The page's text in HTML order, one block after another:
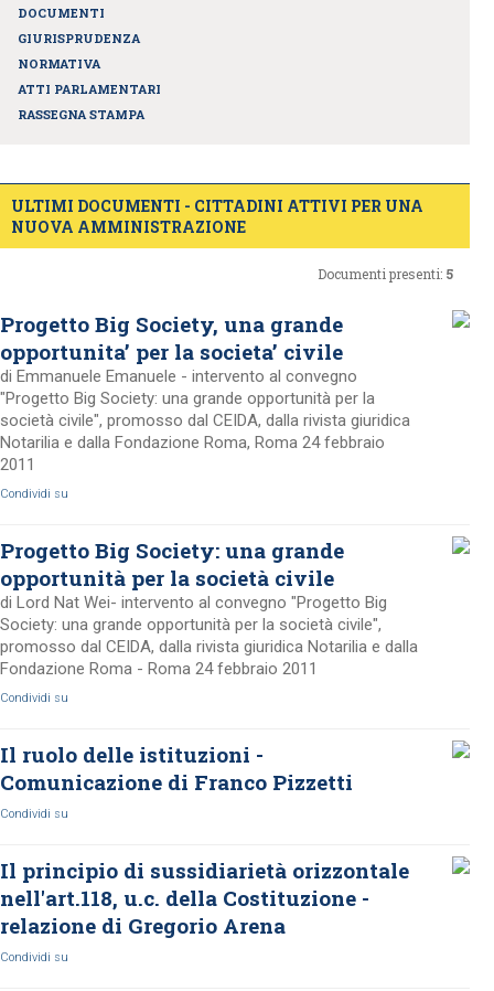
DOCUMENTI
GIURISPRUDENZA
NORMATIVA
ATTI PARLAMENTARI
RASSEGNA STAMPA
ULTIMI DOCUMENTI - CITTADINI ATTIVI PER UNA
NUOVA AMMINISTRAZIONE
Documenti presenti: 5
Progetto Big Society, una grande
opportunita’ per la societa’ civile
di Emmanuele Emanuele - intervento al convegno
"Progetto Big Society: una grande opportunità per la
società civile", promosso dal CEIDA, dalla rivista giuridica
Notarilia e dalla Fondazione Roma, Roma 24 febbraio
2011
Condividi su
Progetto Big Society: una grande
opportunità per la società civile
di Lord Nat Wei- intervento al convegno "Progetto Big
Society: una grande opportunità per la società civile",
promosso dal CEIDA, dalla rivista giuridica Notarilia e dalla
Fondazione Roma - Roma 24 febbraio 2011
Condividi su
Il ruolo delle istituzioni -
Comunicazione di Franco Pizzetti
Condividi su
Il principio di sussidiarietà orizzontale
nell'art.118, u.c. della Costituzione -
relazione di Gregorio Arena
Condividi su